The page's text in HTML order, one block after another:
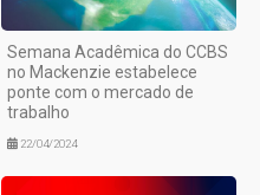
Semana Acadêmica do CCBS
no Mackenzie estabelece
ponte com o mercado de
trabalho
22/04/2024